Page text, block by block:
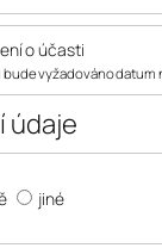
o účasti
vyžadováno datum
údaje
jiné